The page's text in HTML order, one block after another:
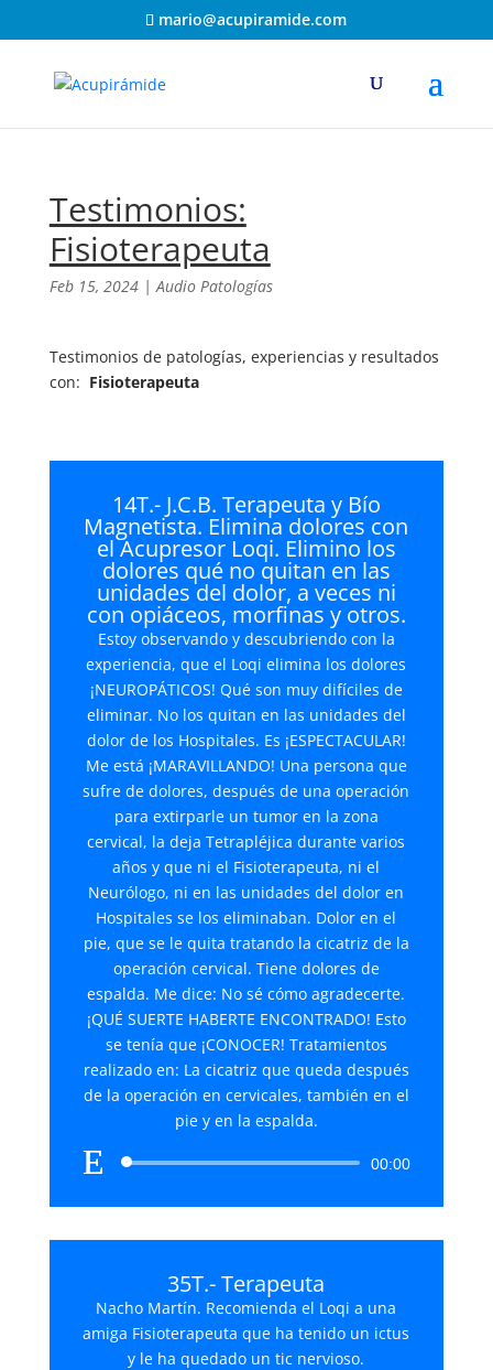
mario@acupiramide.com
Testimonios:
Fisioterapeuta
Feb 15, 2024|Audio Patologías
Testimonios de patologías, experiencias y resultados
con: Fisioterapeuta
14T.- J.C.B. Terapeuta y Bío
Magnetista. Elimina dolores con
el Acupresor Loqi. Elimino los
dolores qué no quitan en las
unidades del dolor, a veces ni
con opiáceos, morfinas y otros.
Estoy observando y descubriendo con la
experiencia, que el Loqi elimina los dolores
¡NEUROPÁTICOS! Qué son muy difíciles de
eliminar. No los quitan en las unidades del
dolor de los Hospitales. Es ¡ESPECTACULAR!
Me está ¡MARAVILLANDO! Una persona que
sufre de dolores, después de una operación
para extirparle un tumor en la zona
cervical, la deja Tetrapléjica durante varios
años y que ni el Fisioterapeuta, ni el
Neurólogo, ni en las unidades del dolor en
Hospitales se los eliminaban. Dolor en el
pie, que se le quita tratando la cicatriz de la
operación cervical. Tiene dolores de
espalda. Me dice: No sé cómo agradecerte.
¡QUÉ SUERTE HABERTE ENCONTRADO! Esto
se tenía que ¡CONOCER! Tratamientos
realizado en: La cicatriz que queda después
de la operación en cervicales, también en el
pie y en la espalda.
Reproductor
audio
00:00
35T.- Terapeuta
Nacho Martín. Recomienda el Loqi a una
amiga Fisioterapeuta que ha tenido un ictus
y le ha quedado un tic nervioso.